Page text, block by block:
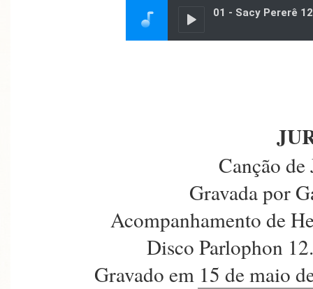
Canção
Gravada por
Acompanhamento de
Disco Parlophon
Gravado em 15 de maio